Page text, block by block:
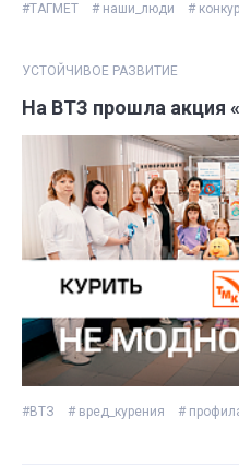
#ТАГМЕТ # наши_люди #
УСТОЙЧИВОЕ РАЗВИТИЕ
На ВТЗ прошла акция
#ВТЗ # вред_курения #